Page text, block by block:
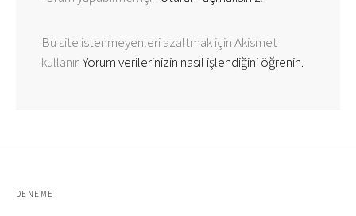
Bu site istenmeyenleri azaltmak için Akismet
kullanır.Yorum verilerinizin nasıl işlendiğini öğrenin.
DENEME